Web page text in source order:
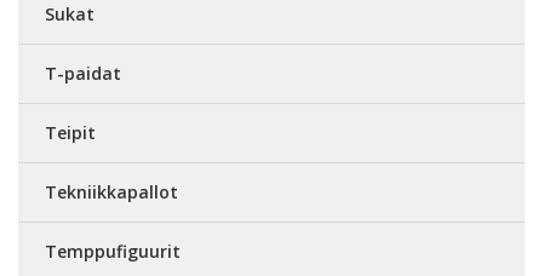
Sukat
T-paidat
Teipit
Tekniikkapallot
Temppufiguurit